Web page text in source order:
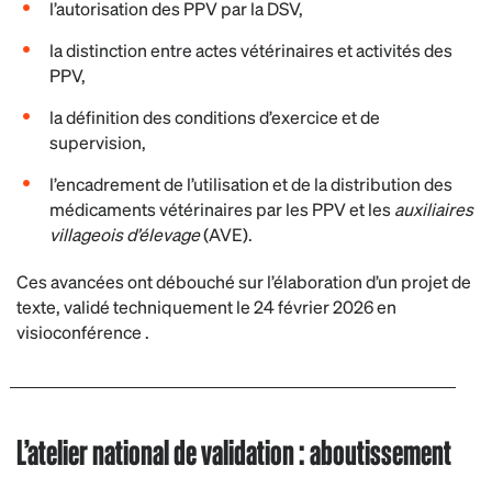
l’autorisation des PPV par la DSV,
la distinction entre actes vétérinaires et activités des
PPV,
la définition des conditions d’exercice et de
supervision,
l’encadrement de l’utilisation et de la distribution des
médicaments vétérinaires par les PPV et lesauxiliaires
villageois d’élevage(AVE).
Ces avancées ont débouché sur l’élaboration d’un projet de
texte, validé techniquement le 24 février 2026 en
visioconférence .
L’atelier national de validation : aboutissement